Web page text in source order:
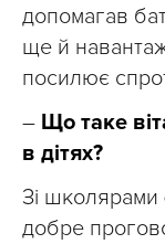
допомагав
ще й
посилює
– Що таке
в дітях?
Зі школярами
добре